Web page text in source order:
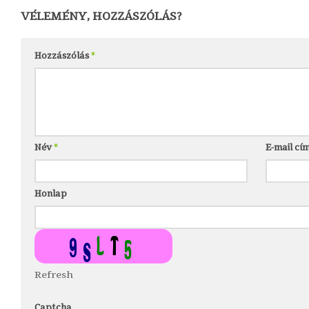
VÉLEMÉNY, HOZZÁSZÓLÁS?
Hozzászólás*
Név* E-mail
Honlap
Refresh